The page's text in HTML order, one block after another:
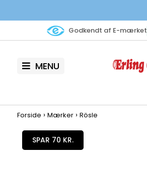
Godkendt af E-mærket
MENU
Forside › Mærker› Rösle
SPAR 70 KR.